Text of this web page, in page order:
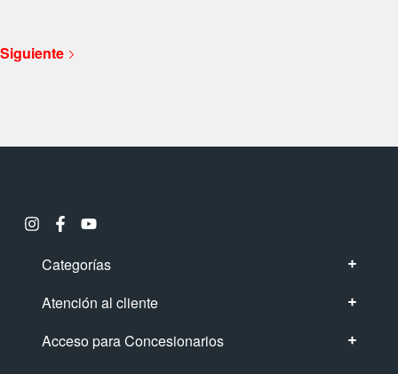
Siguiente
Categorías
Atención al cliente
Acceso para Concesionarios